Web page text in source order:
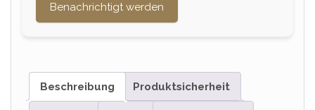
Benachrichtigt werden
Beschreibung Produktsicherheit